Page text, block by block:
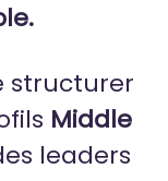
structurer
Middle
leaders